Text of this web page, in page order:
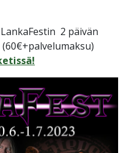
LankaFestin 2 päivän